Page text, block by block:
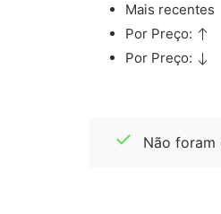
Mais recentes
Por Preço:
Por Preço:
Não foram